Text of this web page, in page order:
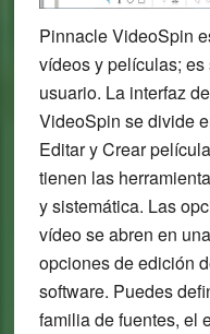
Pinnacle VideoSpin
vídeos y películas;
usuario. La interfaz
VideoSpin se divide
Editar y Crear
tienen las
y sistemática. Las
vídeo se abren en
opciones de edición
software. Puedes
familia de fuentes, el